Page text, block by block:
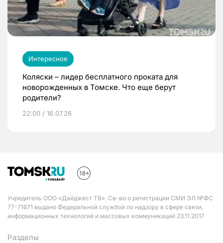
Интересное
Коляски – лидер бесплатного проката для
новорожденных в Томске. Что еще берут
родители?
22:00 / 16.07.26
Учредитель ООО «Дайджест ТВ». Св-во о регистрации СМИ ЭЛ №ФС
77-71671 выдано Федеральной службой по надзору в сфере связи,
информационных технологий и массовых коммуникаций 23.11.2017
Разделы